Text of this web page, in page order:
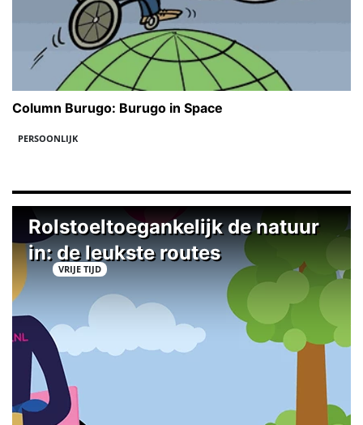
Column Burugo: Burugo in Space
PERSOONLIJK
Rolstoeltoegankelijk de natuur
in: de leukste routes
VRIJE TIJD